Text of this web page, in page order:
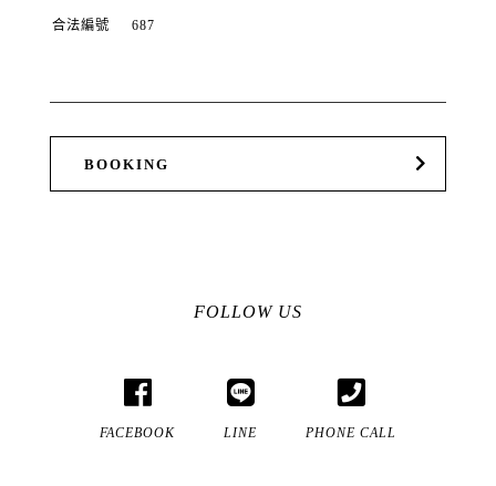
合法編號 687
BOOKING
FOLLOW US
FACEBOOK LINE PHONE CALL